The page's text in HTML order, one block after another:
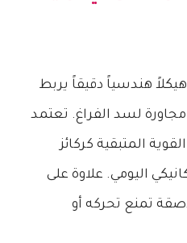
هندسياً دقيقاً يربط
لسد الفراغ. تعتمد
المتبقية كركائز
اليومي. علاوة على
تمنع تحركه أو